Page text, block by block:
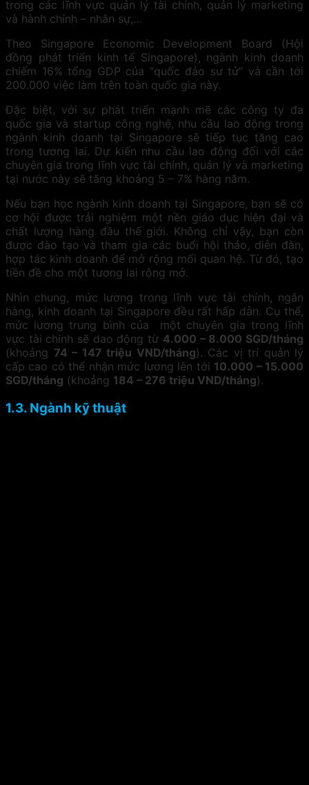
trong các lĩnh vực quản lý tài chính, quản lý marketing
và hành chính – nhân sự,…
Theo Singapore Economic Development Board (Hội
đồng phát triển kinh tế Singapore), ngành kinh doanh
chiếm 16% tổng GDP của “quốc đảo sư tử” và cần tới
200.000 việc làm trên toàn quốc gia này.
Đặc biệt, với sự phát triển mạnh mẽ các công ty đa
quốc gia và startup công nghệ, nhu cầu lao động trong
ngành kinh doanh tại Singapore sẽ tiếp tục tăng cao
trong tương lai. Dự kiến nhu cầu lao động đối với các
chuyên gia trong lĩnh vực tài chính, quản lý và marketing
tại nước này sẽ tăng khoảng 5 – 7% hàng năm.
Nếu bạn học ngành kinh doanh tại Singapore, bạn sẽ có
cơ hội được trải nghiệm một nền giáo dục hiện đại và
chất lượng hàng đầu thế giới. Không chỉ vậy, bạn còn
được đào tạo và tham gia các buổi hội thảo, diễn đàn,
hợp tác kinh doanh để mở rộng mối quan hệ. Từ đó, tạo
tiền đề cho một tương lai rộng mở.
Nhìn chung, mức lương trong lĩnh vực tài chính, ngân
hàng, kinh doanh tại Singapore đều rất hấp dẫn. Cụ thể,
mức lương trung bình của một chuyên gia trong lĩnh
vực tài chính sẽ dao động từ 4.000 – 8.000 SGD/tháng
(khoảng 74 – 147 triệu VND/tháng). Các vị trí quản lý
cấp cao có thể nhận mức lương lên tới 10.000 – 15.000
SGD/tháng (khoảng 184 – 276 triệu VND/tháng).
1.3. Ngành kỹ thuật